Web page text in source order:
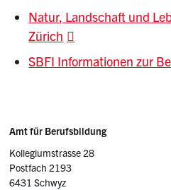
Natur, Landschaft und
Zürich
SBFI Informationen zur
Sidebar
Adresse
Amt für Berufsbildung
Kollegiumstrasse 28
Postfach 2193
6431 Schwyz